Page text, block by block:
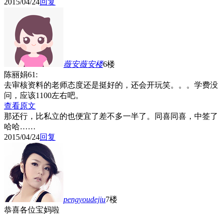
2015/04/24回复
薇安薇安楼6楼
陈丽娟61:
去审核资料的老师态度还是挺好的，还会开玩笑。。。学费没
问，应该1100左右吧。
查看原文
那还行，比私立的也便宜了差不多一半了。同喜同喜，中签了
哈哈……
2015/04/24回复
pengyoudejiu7楼
恭喜各位宝妈啦